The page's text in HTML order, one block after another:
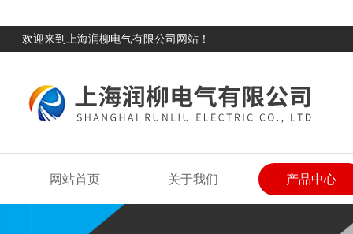
欢迎来到上海润柳电气有限公司网站！
网站首页 关于我们 产品中心